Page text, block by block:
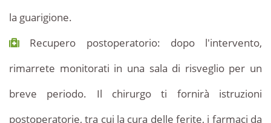
la guarigione.
Recupero postoperatorio: dopo l'intervento,
rimarrete monitorati in una sala di risveglio per un
breve periodo. Il chirurgo ti fornirà istruzioni
postoperatorie, tra cui la cura delle ferite, i farmaci da